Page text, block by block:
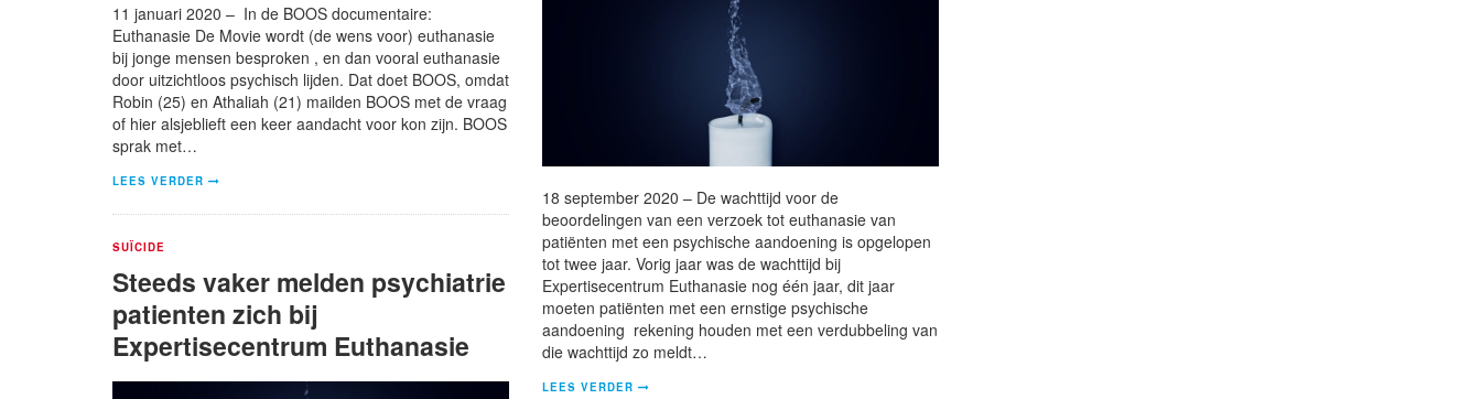
11 januari 2020 – In de BOOS documentaire:
Euthanasie De Movie wordt (de wens voor) euthanasie
bij jonge mensen besproken , en dan vooral euthanasie
door uitzichtloos psychisch lijden. Dat doet BOOS, omdat
Robin (25) en Athaliah (21) mailden BOOS met de vraag
of hier alsjeblieft een keer aandacht voor kon zijn. BOOS
sprak met…
LEES VERDER
18 september 2020 – De wachttijd voor de
beoordelingen van een verzoek tot euthanasie van
patiënten met een psychische aandoening is opgelopen
tot twee jaar. Vorig jaar was de wachttijd bij
Expertisecentrum Euthanasie nog één jaar, dit jaar
moeten patiënten met een ernstige psychische
aandoening rekening houden met een verdubbeling van
die wachttijd zo meldt…
LEES VERDER
SUÏCIDE
Steeds vaker melden psychiatrie
patienten zich bij
Expertisecentrum Euthanasie